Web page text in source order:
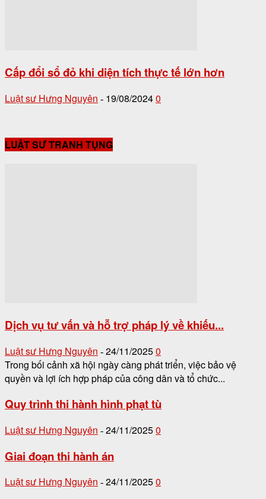
Cấp đổi sổ đỏ khi diện tích thực tế lớn hơn
Luật sư Hưng Nguyên - 19/08/20240
LUẬT SƯ TRANH TỤNG
Dịch vụ tư vấn và hỗ trợ pháp lý về khiếu...
Luật sư Hưng Nguyên - 24/11/20250
Trong bối cảnh xã hội ngày càng phát triển, việc bảo vệ
quyền và lợi ích hợp pháp của công dân và tổ chức...
Quy trình thi hành hình phạt tù
Luật sư Hưng Nguyên - 24/11/20250
Giai đoạn thi hành án
Luật sư Hưng Nguyên - 24/11/20250